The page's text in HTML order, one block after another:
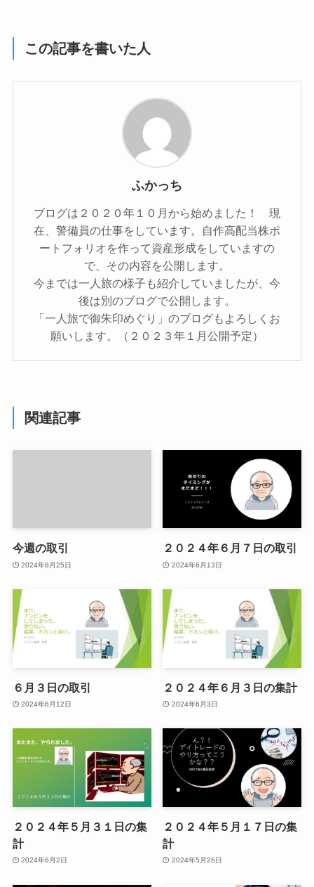
この記事を書いた人
ふかっち
ブログは２０２０年１０月から始めました！ 現
在、警備員の仕事をしています。自作高配当株ポ
ートフォリオを作って資産形成をしていますの
で、その内容を公開します。
今までは一人旅の様子も紹介していましたが、今
後は別のブログで公開します。
「一人旅で御朱印めぐり」のブログもよろしくお
願いします。（２０２３年１月公開予定）
関連記事
今週の取引
2024年8月25日
２０２４年６月７日の取引
2024年6月13日
６月３日の取引
2024年6月12日
２０２４年６月３日の集計
2024年6月3日
２０２４年５月３１日の集
計
2024年6月2日
２０２４年５月１７日の集
計
2024年5月26日